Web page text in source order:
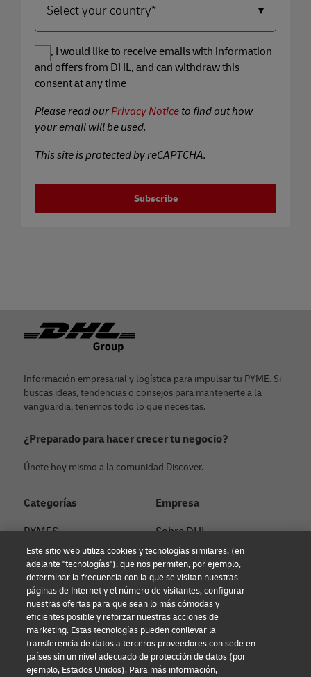
Yes, I would like to receive emails with information
and offers from DHL, and can withdraw this
consent at any time
Please read ourPrivacy Notice to find out how
your email will be used.
This site is protected by reCAPTCHA.
Subscribe
Pie de página
Información empresarial y logística para impulsar tu PYME. Si
buscas ideas, tendencias o consejos para mantenerte a la
vanguardia, tenemos todo lo que necesitas.
¿Preparado para hacer crecer tu negocio?
Únete hoy mismo a la comunidad Discover.
Categorías
PYMES
Asesoramiento en e-
commerce
Asesoramiento B2B
Asesoramiento logístico
Noticias & Insights
Empresa
Sobre DHL
Contacto
Sostenibilidad
Aviso Legal
Condiciones de uso
Aviso de privacidad
Este sitio web utiliza cookies y tecnologías similares, (en
adelante "tecnologías"), que nos permiten, por ejemplo,
determinar la frecuencia con la que se visitan nuestras
páginas de Internet y el número de visitantes, configurar
nuestras ofertas para que sean lo más cómodas y
eficientes posible y reforzar nuestras acciones de
marketing. Estas tecnologías pueden conllevar la
transferencia de datos a terceros proveedores con sede en
países sin un nivel adecuado de protección de datos (por
ejemplo, Estados Unidos). Para más información,